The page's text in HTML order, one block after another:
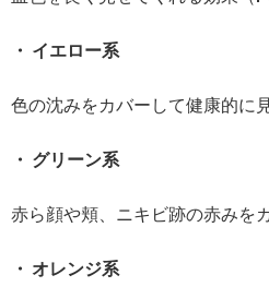
・ イエロー系
色の沈みをカバーして健康的に
・ グリーン系
赤ら顔や頬、ニキビ跡の赤みを
・ オレンジ系